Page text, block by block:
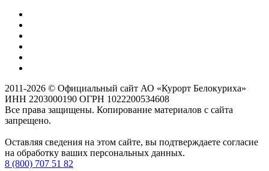
2011-2026 © Официальный сайт АО «Курорт Белокуриха»
ИНН 2203000190 ОГРН 1022200534608
Все права защищены. Копирование материалов с сайта
запрещено.
Оставляя сведения на этом сайте, вы подтверждаете согласие
на обработку ваших персональных данных.
8 (800) 707 51 82